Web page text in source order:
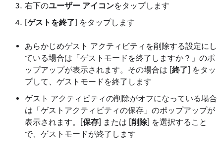
右下のユーザー アイコンをタップします
[ゲストを終了] をタップします
あらかじめゲスト アクティビティを削除する設定にし
ている場合は「ゲストモードを終了しますか？」のポ
ップアップが表示されます。その場合は [終了] をタッ
プして、ゲストモードを終了します
ゲスト アクティビティの削除がオフになっている場合
は「ゲストアクティビティの保存」のポップアップが
表示されます。[保存] または [削除] を選択すること
で、ゲストモードが終了します